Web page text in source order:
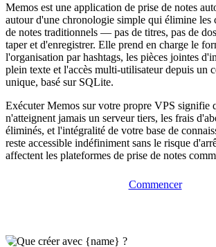
Memos est une application de prise de notes
autour d'une chronologie simple qui élimine les
de notes traditionnels — pas de titres, pas de
taper et d'enregistrer. Elle prend en charge le
l'organisation par hashtags, les pièces jointes
plein texte et l'accès multi-utilisateur depuis un
unique, basé sur SQLite.
Exécuter Memos sur votre propre VPS signifie
n'atteignent jamais un serveur tiers, les frais
éliminés, et l'intégralité de votre base de
reste accessible indéfiniment sans le risque
affectent les plateformes de prise de notes
Commencer